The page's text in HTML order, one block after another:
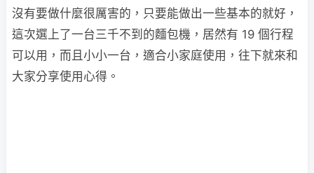
沒有要做什麼很厲害的，只要能做出一些基本的就好，
這次選上了一台三千不到的麵包機，居然有 19 個行程
可以用，而且小小一台，適合小家庭使用，往下就來和
大家分享使用心得。